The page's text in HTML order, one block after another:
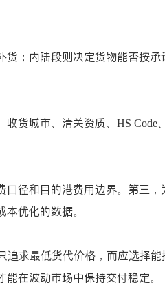
；内陆段则决定货物能否按承
货城市、清关资质、HS
径和目的港费用边界。第三
优化的数据。
求最低货代价格，而应选择
在波动市场中保持交付稳定。